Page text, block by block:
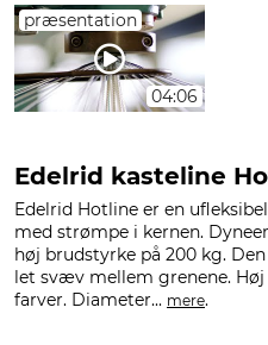
præsentation
04:06
Edelrid kasteline
Edelrid Hotline er en
med strømpe i kernen.
høj brudstyrke på 200 kg.
let svæv mellem grenene.
farver. Diameter... mere.